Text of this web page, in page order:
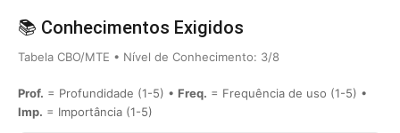
📚 Conhecimentos Exigidos
Tabela CBO/MTE • Nível de Conhecimento: 3/8
Prof. = Profundidade (1-5) • Freq. = Frequência de uso (1-5) •
Imp. = Importância (1-5)